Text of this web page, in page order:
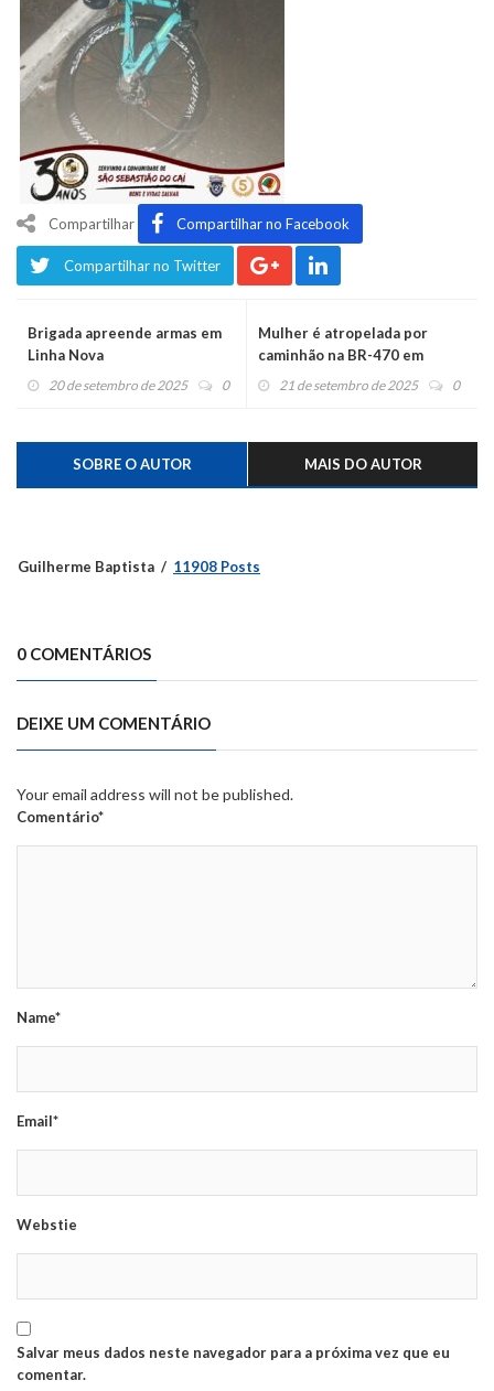
Compartilhar Compartilhar no Facebook
Compartilhar no Twitter
Brigada apreende armas em
Linha Nova
20 de setembro de 2025 0
Mulher é atropelada por
caminhão na BR-470 em
Salvador do Sul
21 de setembro de 2025 0
SOBRE O AUTOR MAIS DO AUTOR
Guilherme Baptista 11908 Posts
0 COMENTÁRIOS
DEIXE UM COMENTÁRIO
Your email address will not be published.
Comentário*
Name*
Email*
Webstie
Salvar meus dados neste navegador para a próxima vez que eu
comentar.